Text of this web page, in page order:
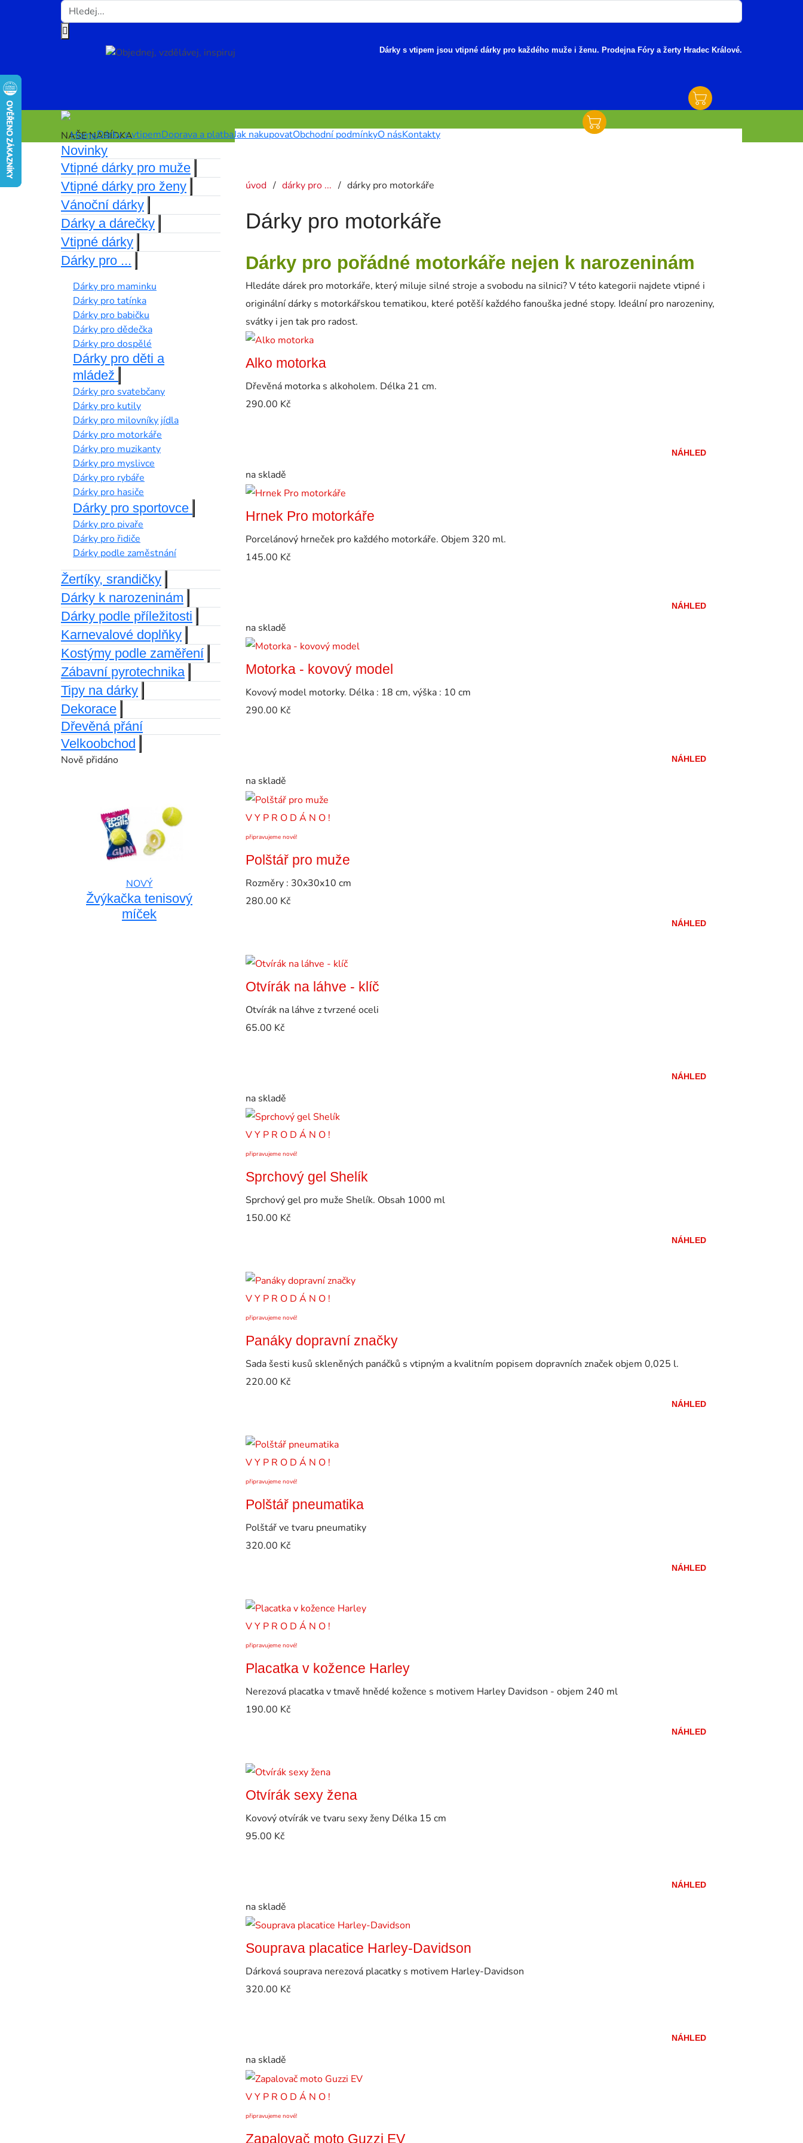
Dárky s vtipem jsou vtipné dárky pro každého muže i ženu. Prodejna Fóry a žerty Hradec Králové.
Dárky s vtipemDoprava a platbaJak nakupovatObchodní podmínkyO násKontakty
NAŠE NABÍDKA
Novinky
Vtipné dárky pro muže
Vtipné dárky pro ženy
Vánoční dárky
Dárky a dárečky
Vtipné dárky
Dárky pro ...
Dárky pro maminku
Dárky pro tatínka
Dárky pro babičku
Dárky pro dědečka
Dárky pro dospělé
Dárky pro děti a
mládež
Dárky pro svatebčany
Dárky pro kutily
Dárky pro milovníky jídla
Dárky pro motorkáře
Dárky pro muzikanty
Dárky pro myslivce
Dárky pro rybáře
Dárky pro hasiče
Dárky pro sportovce
Dárky pro pivaře
Dárky pro řidiče
Dárky podle zaměstnání
Žertíky, srandičky
Dárky k narozeninám
Dárky podle příležitosti
Karnevalové doplňky
Kostýmy podle zaměření
Zábavní pyrotechnika
Tipy na dárky
Dekorace
Dřevěná přání
Velkoobchod
Nově přidáno
NOVÝ
Žvýkačka tenisový
míček
úvod dárky pro ... dárky pro motorkáře
Dárky pro motorkáře
Dárky pro pořádné motorkáře nejen k narozeninám
Hledáte dárek pro motorkáře, který miluje silné stroje a svobodu na silnici? V této kategorii najdete vtipné i
originální dárky s motorkářskou tematikou, které potěší každého fanouška jedné stopy. Ideální pro narozeniny,
svátky i jen tak pro radost.
Alko motorka
Dřevěná motorka s alkoholem. Délka 21 cm.
290.00 Kč
NÁHLED
na skladě
Hrnek Pro motorkáře
Porcelánový hrneček pro každého motorkáře. Objem 320 ml.
145.00 Kč
NÁHLED
na skladě
Motorka - kovový model
Kovový model motorky. Délka : 18 cm, výška : 10 cm
290.00 Kč
NÁHLED
na skladě
V Y P R O D Á N O !
připravujeme nové!
Polštář pro muže
Rozměry : 30x30x10 cm
280.00 Kč
NÁHLED
Otvírák na láhve - klíč
Otvírák na láhve z tvrzené oceli
65.00 Kč
NÁHLED
na skladě
V Y P R O D Á N O !
připravujeme nové!
Sprchový gel Shelík
Sprchový gel pro muže Shelík. Obsah 1000 ml
150.00 Kč
NÁHLED
V Y P R O D Á N O !
připravujeme nové!
Panáky dopravní značky
Sada šesti kusů skleněných panáčků s vtipným a kvalitním popisem dopravních značek objem 0,025 l.
220.00 Kč
NÁHLED
V Y P R O D Á N O !
připravujeme nové!
Polštář pneumatika
Polštář ve tvaru pneumatiky
320.00 Kč
NÁHLED
V Y P R O D Á N O !
připravujeme nové!
Placatka v kožence Harley
Nerezová placatka v tmavě hnědé kožence s motivem Harley Davidson - objem 240 ml
190.00 Kč
NÁHLED
Otvírák sexy žena
Kovový otvírák ve tvaru sexy ženy Délka 15 cm
95.00 Kč
NÁHLED
na skladě
Souprava placatice Harley-Davidson
Dárková souprava nerezová placatky s motivem Harley-Davidson
320.00 Kč
NÁHLED
na skladě
V Y P R O D Á N O !
připravujeme nové!
Zapalovač moto Guzzi EV